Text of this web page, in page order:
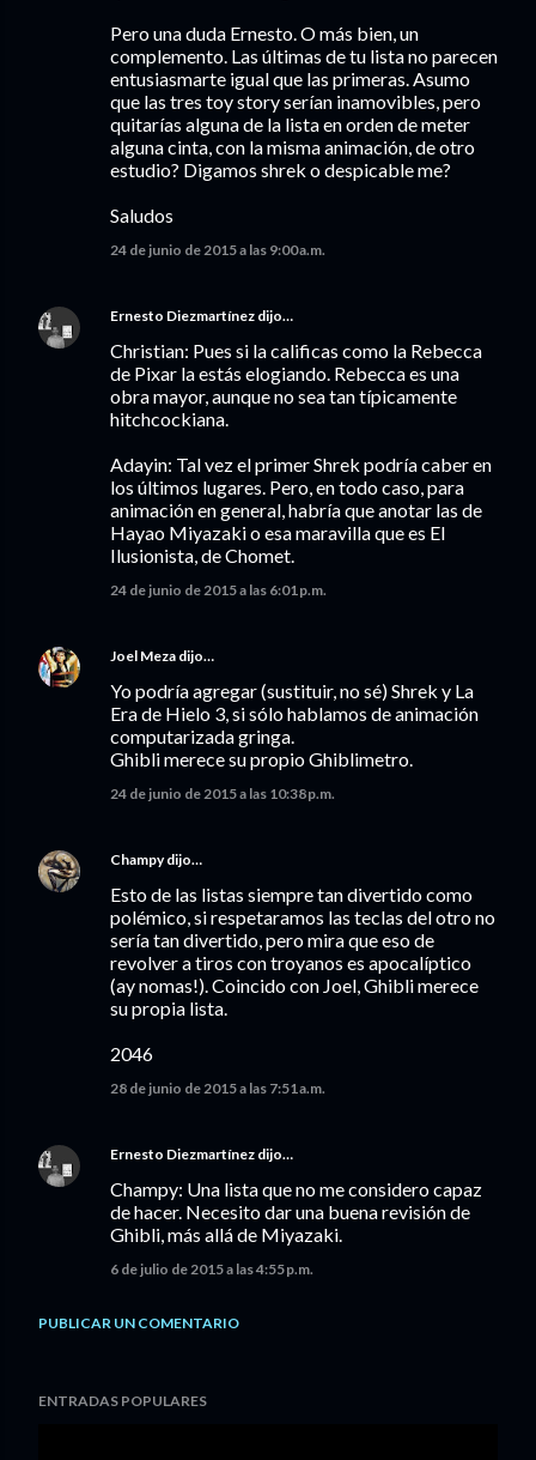
Pero una duda Ernesto. O más bien, un
complemento. Las últimas de tu lista no parecen
entusiasmarte igual que las primeras. Asumo
que las tres toy story serían inamovibles, pero
quitarías alguna de la lista en orden de meter
alguna cinta, con la misma animación, de otro
estudio? Digamos shrek o despicable me?
Saludos
24 de junio de 2015 a las 9:00 a.m.
Ernesto Diezmartínez dijo…
Christian: Pues si la calificas como la Rebecca
de Pixar la estás elogiando. Rebecca es una
obra mayor, aunque no sea tan típicamente
hitchcockiana.
Adayin: Tal vez el primer Shrek podría caber en
los últimos lugares. Pero, en todo caso, para
animación en general, habría que anotar las de
Hayao Miyazaki o esa maravilla que es El
Ilusionista, de Chomet.
24 de junio de 2015 a las 6:01 p.m.
Joel Meza dijo…
Yo podría agregar (sustituir, no sé) Shrek y La
Era de Hielo 3, si sólo hablamos de animación
computarizada gringa.
Ghibli merece su propio Ghiblimetro.
24 de junio de 2015 a las 10:38 p.m.
Champydijo…
Esto de las listas siempre tan divertido como
polémico, si respetaramos las teclas del otro no
sería tan divertido, pero mira que eso de
revolver a tiros con troyanos es apocalíptico
(ay nomas!). Coincido con Joel, Ghibli merece
su propia lista.
2046
28 de junio de 2015 a las 7:51 a.m.
Ernesto Diezmartínez dijo…
Champy: Una lista que no me considero capaz
de hacer. Necesito dar una buena revisión de
Ghibli, más allá de Miyazaki.
6 de julio de 2015 a las 4:55 p.m.
PUBLICAR UN COMENTARIO
ENTRADAS POPULARES